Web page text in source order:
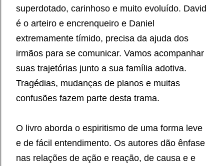
superdotado, carinhoso e muito evoluído. David
é o arteiro e encrenqueiro e Daniel
extremamente tímido, precisa da ajuda dos
irmãos para se comunicar. Vamos acompanhar
suas trajetórias junto a sua família adotiva.
Tragédias, mudanças de planos e muitas
confusões fazem parte desta trama.
O livro aborda o espiritismo de uma forma leve
e de fácil entendimento. Os autores dão ênfase
nas relações de ação e reação, de causa e e